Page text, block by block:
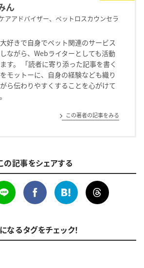
ん
アアドバイザー、ペットロスカウンセラ
好きで自身でペット関連のサービス
ながら、Webライターとしても活動
す。 「読者に寄り添った記事を書く
モットーに、自身の経験なども織り
ら伝わりやすくすることを心がけて
この著者の記事をみる
の記事をシェアする
なるタグをチェック！